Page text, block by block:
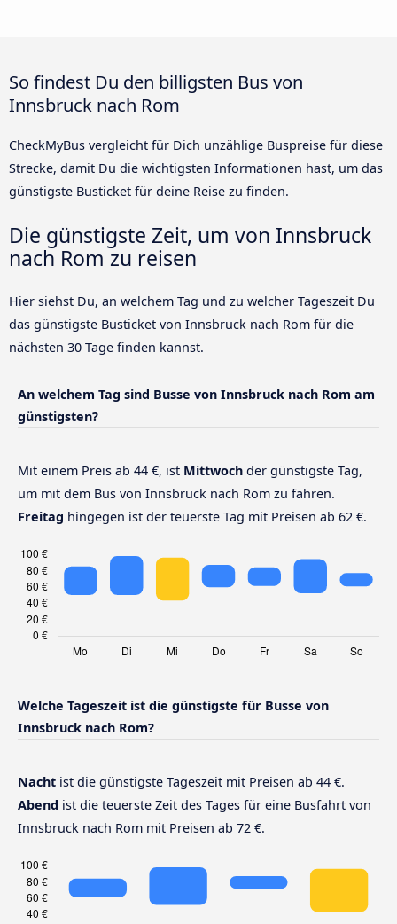
So findest Du den billigsten Bus von
Innsbruck nach Rom
CheckMyBus vergleicht für Dich unzählige Buspreise für diese
Strecke, damit Du die wichtigsten Informationen hast, um das
günstigste Busticket für deine Reise zu finden.
Die günstigste Zeit, um von Innsbruck
nach Rom zu reisen
Hier siehst Du, an welchem Tag und zu welcher Tageszeit Du
das günstigste Busticket von Innsbruck nach Rom für die
nächsten 30 Tage finden kannst.
An welchem Tag sind Busse von Innsbruck nach Rom am
günstigsten?
Mit einem Preis ab 44 €, ist Mittwoch der günstigste Tag,
um mit dem Bus von Innsbruck nach Rom zu fahren.
Freitag hingegen ist der teuerste Tag mit Preisen ab 62 €.
Welche Tageszeit ist die günstigste für Busse von
Innsbruck nach Rom?
Nacht ist die günstigste Tageszeit mit Preisen ab 44 €.
Abend ist die teuerste Zeit des Tages für eine Busfahrt von
Innsbruck nach Rom mit Preisen ab 72 €.